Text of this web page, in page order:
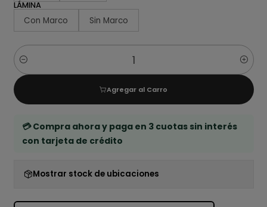
LÁMINA
Con Marco Sin Marco
Cantidad
Agregar al Carro
💳 Compra ahora y paga en 3 cuotas sin interés
con tarjeta de crédito
Mostrar stock de ubicaciones